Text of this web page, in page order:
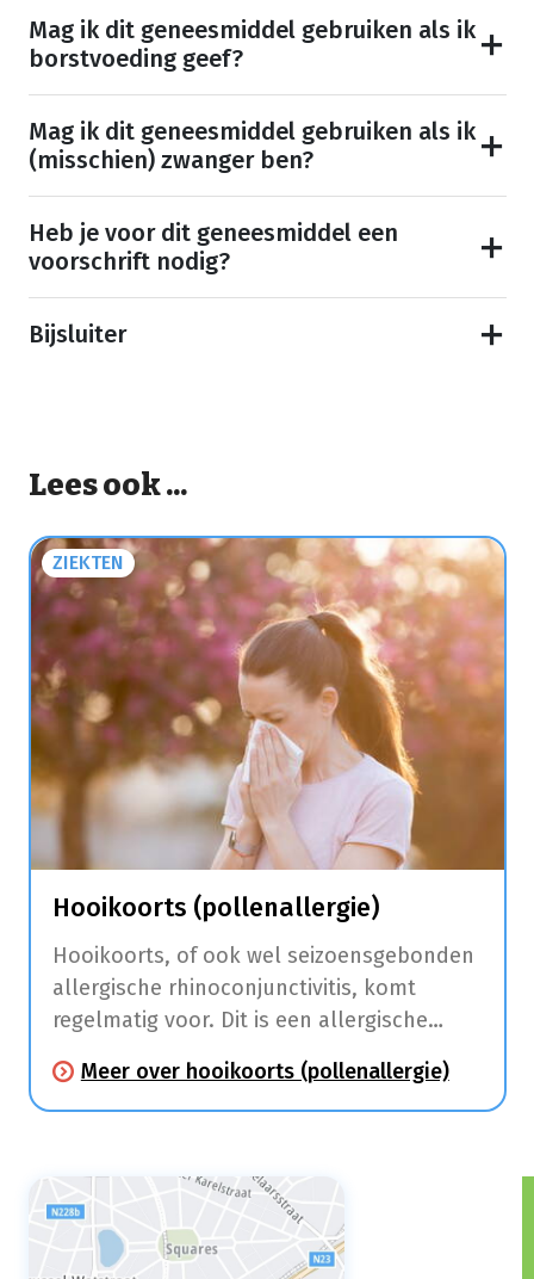
Mag ik dit geneesmiddel gebruiken als ik
borstvoeding geef?
Mag ik dit geneesmiddel gebruiken als ik
(misschien) zwanger ben?
Heb je voor dit geneesmiddel een
voorschrift nodig?
Bijsluiter
Lees ook ...
ZIEKTEN
Hooikoorts (pollenallergie)
Hooikoorts, of ook wel seizoensgebonden
allergische rhinoconjunctivitis, komt
regelmatig voor. Dit is een allergische
slijmvliezen van de neus (niezen,
neusloop, jeuk, neusverstopping) en ogen
Meer over hooikoorts (pollenallergie)